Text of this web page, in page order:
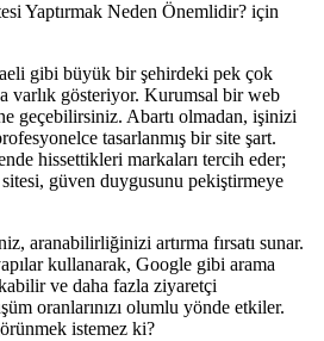
Yaptırmak Neden Önemlidir? için
gibi büyük bir şehirdeki pek çok
varlık gösteriyor. Kurumsal bir web
geçebilirsiniz. Abartı olmadan, işinizi
tasarlanmış bir site şart.
hissettikleri markaları tercih eder;
güven duygusunu pekiştirmeye
aranabilirliğinizi artırma fırsatı sunar.
kullanarak, Google gibi arama
ve daha fazla ziyaretçi
oranlarınızı olumlu yönde etkiler.
istemez ki?